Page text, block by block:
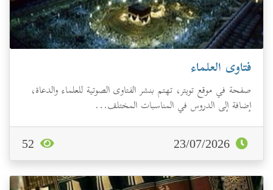
فتاوى العلماء
صفحة في موقع تويتر، تهتم بنشر الفتاوى الصوتية للعلماء والدعاة،
إضافة إلى الدروس في المناسبات المختلف...